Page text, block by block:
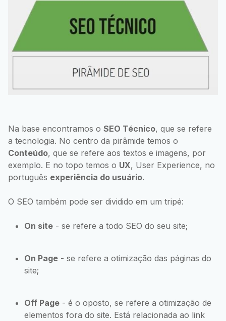
Na base encontramos o SEO Técnico, que se refere
a tecnologia. No centro da pirâmide temos o
Conteúdo, que se refere aos textos e imagens, por
exemplo. E no topo temos o UX, User Experience, no
português experiência do usuário.
O SEO também pode ser dividido em um tripé:
On site - se refere a todo SEO do seu site;
On Page - se refere a otimização das páginas do
site;
Off Page - é o oposto, se refere a otimização de
elementos fora do site. Está relacionada ao link